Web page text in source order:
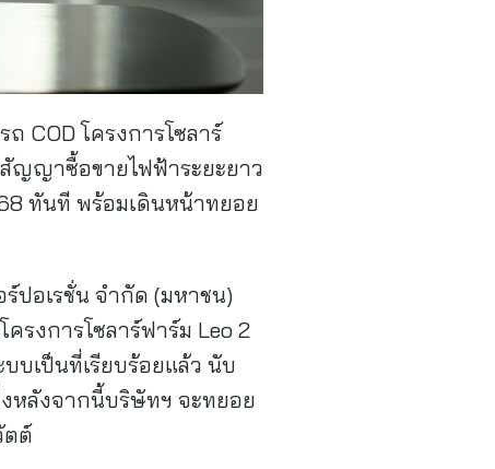
COD โครงการโซลาร์
ญญาซื้อขายไฟฟ้าระยะยาว
ทันที พร้อมเดินหน้าทยอย
ปอเรชั่น จำกัด (มหาชน)
รงการโซลาร์ฟาร์ม Leo 2
บเป็นที่เรียบร้อยแล้ว นับ
หลังจากนี้บริษัทฯ จะทยอย
ตต์